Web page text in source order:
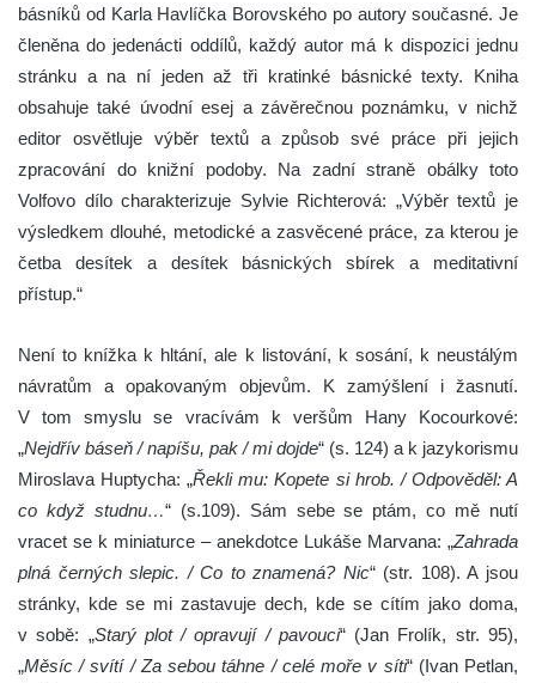
básníků od Karla Havlíčka Borovského po autory současné. Je
členěna do jedenácti oddílů, každý autor má k dispozici jednu
stránku a na ní jeden až tři kratinké básnické texty. Kniha
obsahuje také úvodní esej a závěrečnou poznámku, v nichž
editor osvětluje výběr textů a způsob své práce při jejich
zpracování do knižní podoby. Na zadní straně obálky toto
Volfovo dílo charakterizuje Sylvie Richterová: „Výběr textů je
výsledkem dlouhé, metodické a zasvěcené práce, za kterou je
četba desítek a desítek básnických sbírek a meditativní
přístup.“
Není to knížka k hltání, ale k listování, k sosání, k neustálým
návratům a opakovaným objevům. K zamýšlení i žasnutí.
V tom smyslu se vracívám k veršům Hany Kocourkové:
„Nejdřív báseň / napíšu, pak / mi dojde“ (s. 124) a k jazykorismu
Miroslava Huptycha: „Řekli mu: Kopete si hrob. / Odpověděl: A
co když studnu…“ (s.109). Sám sebe se ptám, co mě nutí
vracet se k miniaturce – anekdotce Lukáše Marvana: „Zahrada
plná černých slepic. / Co to znamená? Nic“ (str. 108). A jsou
stránky, kde se mi zastavuje dech, kde se cítím jako doma,
v sobě: „Starý plot / opravují / pavouci“ (Jan Frolík, str. 95),
„Měsíc / svítí / Za sebou táhne / celé moře v síti“ (Ivan Petlan,